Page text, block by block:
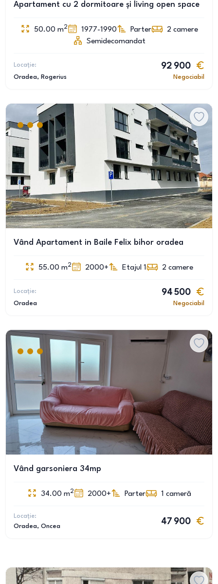
Apartament cu 2 dormitoare și living open space
50.00 m2 1977-1990 Parter 2 camere
Semidecomandat
Locație:
Oradea, Rogerius
92 900
Negociabil
Vând Apartament in Baile Felix bihor oradea
55.00 m2 2000+ Etajul 1 2 camere
Locație:
Oradea
94 500
Negociabil
Vând garsoniera 34mp
34.00 m2 2000+ Parter 1 cameră
Locație:
Oradea, Oncea
47 900